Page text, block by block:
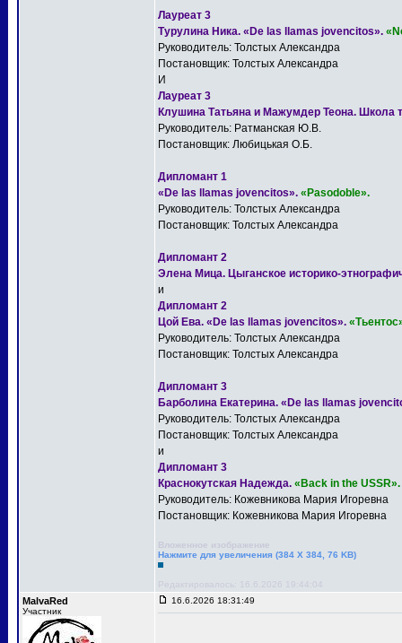
Лауреат 3
Турулина Ника. «De las llamas jovencitos».
Руководитель: Толстых Александра
Постановщик: Толстых Александра
И
Лауреат 3
Клушина Татьяна и Мажумдер Теона. Школа
Руководитель: Ратманская Ю.В.
Постановщик: Любицькая О.Б.
Дипломант 1
«De las llamas jovencitos». «Pasodoble».
Руководитель: Толстых Александра
Постановщик: Толстых Александра
Дипломант 2
Элена Мица. Цыганское историко-
и
Дипломант 2
Цой Ева. «De las llamas jovencitos».
Руководитель: Толстых Александра
Постановщик: Толстых Александра
Дипломант 3
Барболина Екатерина. «De las llamas
Руководитель: Толстых Александра
Постановщик: Толстых Александра
и
Дипломант 3
Краснокутская Надежда. «Back in the USSR».
Руководитель: Кожевникова Мария Игоревна
Постановщик: Кожевникова Мария Игоревна
Вложенное изображение
Нажмите для увеличения (384 X 384, 76 KB)
Редактировалось: 16.6.2026 19:44:04
MalvaRed
Участник
16.6.2026 18:31:49